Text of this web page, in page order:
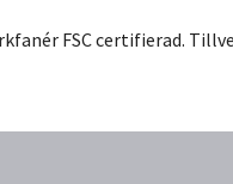
FSC certifierad.